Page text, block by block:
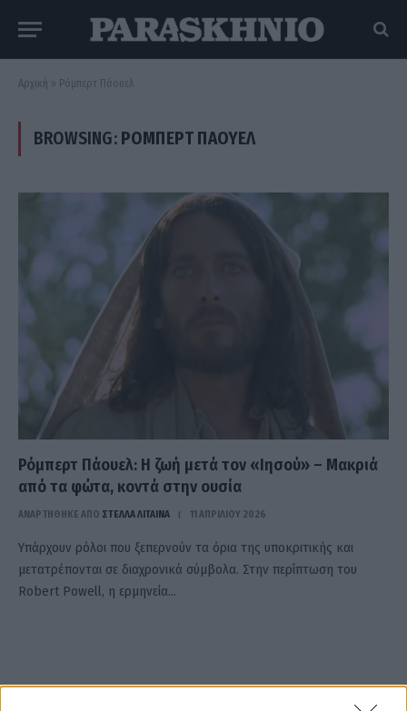
Αρχική » Ρόμπερτ Πάουελ
BROWSING: ΡΌΜΠΕΡΤ ΠΆΟΥΕΛ
Ρόμπερτ Πάουελ: Η ζωή μετά τον «Ιησού» – Μακριά
από τα φώτα, κοντά στην ουσία
ΑΝΑΡΤΗΘΗΚΕ ΑΠΟ ΣΤΈΛΛΑ ΛΊΤΑΙΝΑ 11 ΑΠΡΙΛΊΟΥ 2026
Υπάρχουν ρόλοι που ξεπερνούν τα όρια της υποκριτικής και
μετατρέπονται σε διαχρονικά σύμβολα. Στην περίπτωση του
Robert Powell, η ερμηνεία…